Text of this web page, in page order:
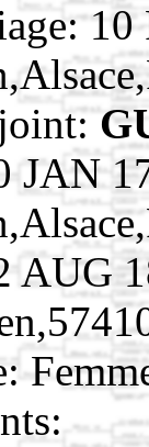
10
JAN
AUG